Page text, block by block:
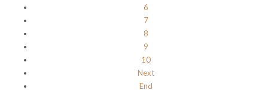
6
7
8
9
10
Next
End